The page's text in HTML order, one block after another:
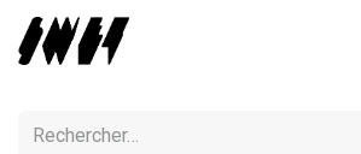
Se rendre au contenu